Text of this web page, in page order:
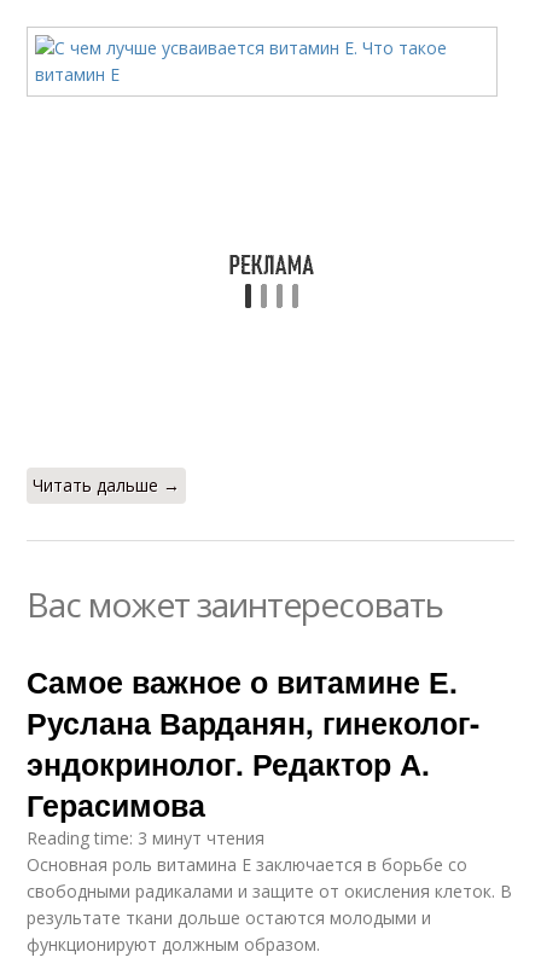
Читать дальше →
Вас может заинтересовать
Самое важное о витамине Е.
Руслана Варданян, гинеколог-
эндокринолог. Редактор А.
Герасимова
Reading time: 3 минут чтения
Основная роль витамина Е заключается в борьбе со
свободными радикалами и защите от окисления клеток. В
результате ткани дольше остаются молодыми и
функционируют должным образом.